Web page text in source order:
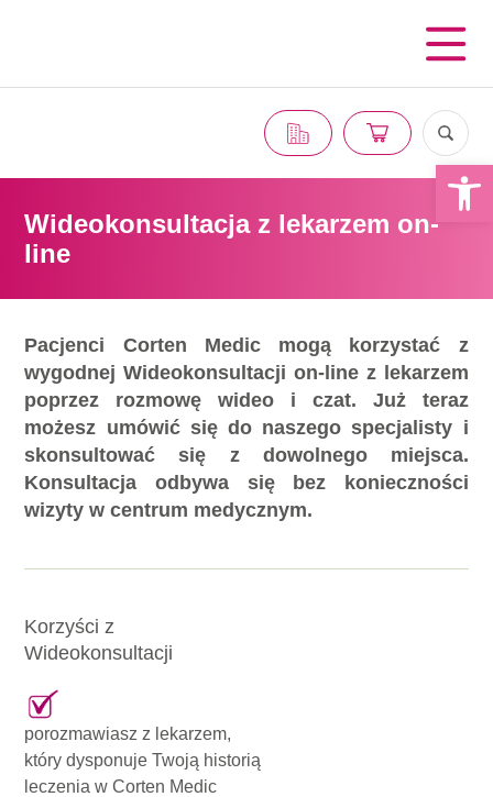
Wideokonsultacja z lekarzem on-
line
Pacjenci Corten Medic mogą korzystać z
wygodnej Wideokonsultacji on-line z lekarzem
poprzez rozmowę wideo i czat. Już teraz
możesz umówić się do naszego specjalisty i
skonsultować się z dowolnego miejsca.
Konsultacja odbywa się bez konieczności
wizyty w centrum medycznym.
Korzyści z
Wideokonsultacji
porozmawiasz z lekarzem,
który dysponuje Twoją historią
leczenia w Corten Medic